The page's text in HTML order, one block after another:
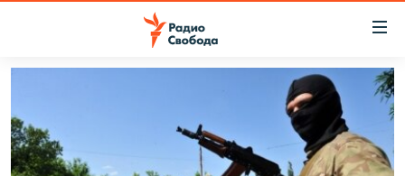
упрощенного
Вернуться
ПОДКАСТЫ
АВТОРСКИЕ ПРОЕКТЫ